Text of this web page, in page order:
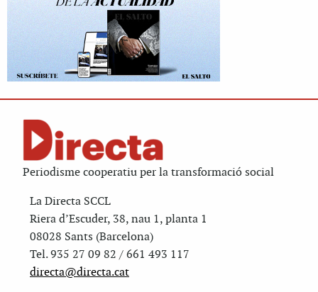
Periodisme cooperatiu per la transformació social
La Directa SCCL
Riera d’Escuder, 38, nau 1, planta 1
08028 Sants (Barcelona)
Tel. 935 27 09 82 / 661 493 117
directa@directa.cat